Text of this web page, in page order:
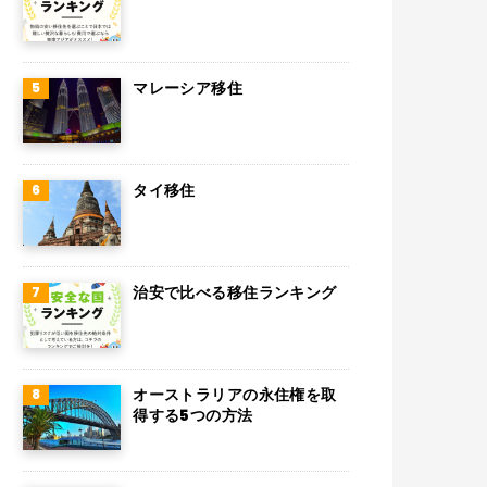
マレーシア移住
タイ移住
治安で比べる移住ランキング
オーストラリアの永住権を取
得する5つの方法